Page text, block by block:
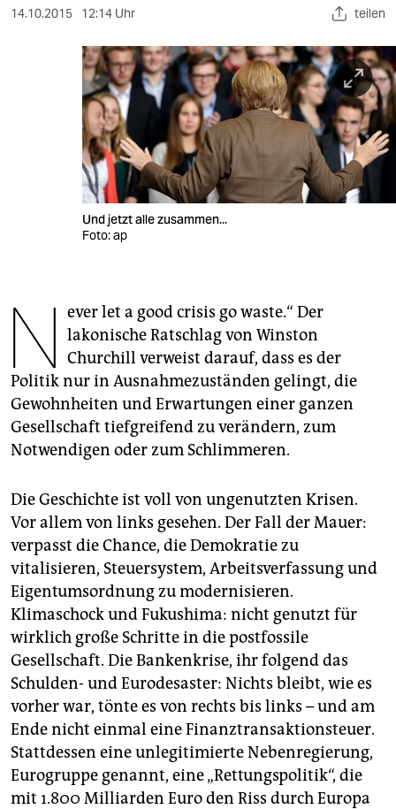
wahrheit
veranstaltungen
unterstützen
abo
genossenschaft
epaper login
14.10.2015 12:14 Uhr teilen
Und jetzt alle zusammen...
Foto: ap
N ever let a good crisis go waste.“ Der
lakonische Ratschlag von Winston
Churchill verweist darauf, dass es der
Politik nur in Ausnahmezuständen gelingt, die
Gewohnheiten und Erwartungen einer ganzen
Gesellschaft tiefgreifend zu verändern, zum
Notwendigen oder zum Schlimmeren.
Die Geschichte ist voll von ungenutzten Krisen.
Vor allem von links gesehen. Der Fall der Mauer:
verpasst die Chance, die Demokratie zu
vitalisieren, Steuersystem, Arbeitsverfassung und
Eigentumsordnung zu modernisieren.
Klimaschock und Fukushima: nicht genutzt für
wirklich große Schritte in die postfossile
Gesellschaft. Die Bankenkrise, ihr folgend das
Schulden- und Eurodesaster: Nichts bleibt, wie es
vorher war, tönte es von rechts bis links – und am
Ende nicht einmal eine Finanztransaktionsteuer.
Stattdessen eine unlegitimierte Nebenregierung,
Eurogruppe genannt, eine „Rettungspolitik“, die
mit 1.800 Milliarden Euro den Riss durch Europa